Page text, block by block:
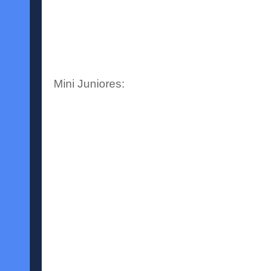
Mini Juniores: